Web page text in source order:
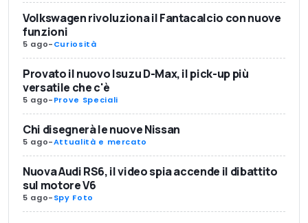
Volkswagen rivoluziona il Fantacalcio con nuove
funzioni
5 ago-Curiosità
Provato il nuovo Isuzu D-Max, il pick-up più
versatile che c'è
5 ago-Prove Speciali
Chi disegnerà le nuove Nissan
5 ago-Attualità e mercato
Nuova Audi RS6, il video spia accende il dibattito
sul motore V6
5 ago-Spy Foto